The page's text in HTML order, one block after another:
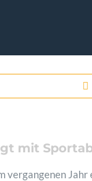
mit
vergangenen Jahr